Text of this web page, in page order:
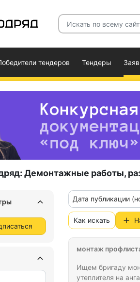
тендеров Тендеры
Демонтажные работы,
Дата публикации
Как искать
монтаж
Ищем бригаду
утеплителя на